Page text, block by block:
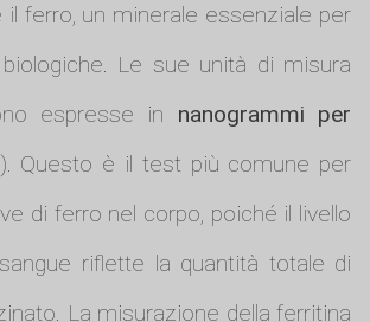
il ferro, un minerale essenziale per
Le sue unità di misura
espresse in nanogrammi per
Questo è il test più comune per
di ferro nel corpo, poiché il livello
riflette la quantità totale di
La misurazione della ferritina